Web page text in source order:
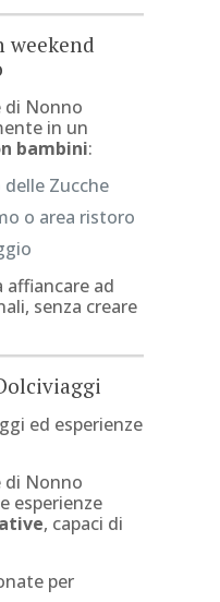
weekend
di Nonno
in un
bambini:
Zucche
o area ristoro
affiancare ad
senza creare
ed esperienze
di Nonno
esperienze
, capaci di
per